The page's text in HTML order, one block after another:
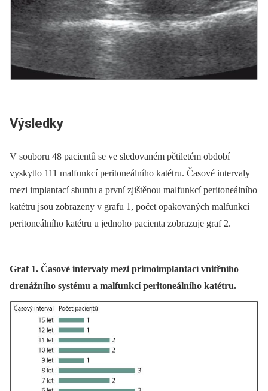
Výsledky
V souboru 48 pacientů se ve sledovaném pětiletém období
vyskytlo 111 malfunkcí peritoneálního katétru. Časové intervaly
mezi implantací shuntu a první zjištěnou malfunkcí peritoneálního
katétru jsou zobrazeny v grafu 1, počet opakovaných malfunkcí
peritoneálního katétru u jednoho pacienta zobrazuje graf 2.
Graf 1. Časové intervaly mezi primoimplantací vnitřního
drenážního systému a malfunkcí peritoneálního katétru.